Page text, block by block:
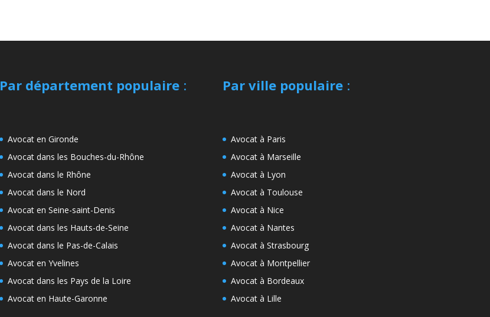
Par département populaire:
Avocat en Gironde
Avocat dans les Bouches-du-Rhône
Avocat dans le Rhône
Avocat dans le Nord
Avocat en Seine-saint-Denis
Avocat dans les Hauts-de-Seine
Avocat dans le Pas-de-Calais
Avocat en Yvelines
Avocat dans les Pays de la Loire
Avocat en Haute-Garonne
Par ville populaire:
Avocat à Paris
Avocat à Marseille
Avocat à Lyon
Avocat à Toulouse
Avocat à Nice
Avocat à Nantes
Avocat à Strasbourg
Avocat à Montpellier
Avocat à Bordeaux
Avocat à Lille